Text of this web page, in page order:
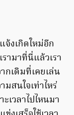
จ้งเกิดใหม่อีก
ามาที่นี่แล้วเรา
กเดิมที่เคยเล่น
สนใจเท่าไหร่
เวลาไปไหนมา